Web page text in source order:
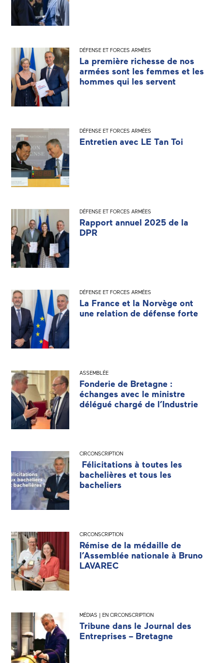
DÉFENSE ET FORCES ARMÉES
La première richesse de nos
armées sont les femmes et les
hommes qui les servent
DÉFENSE ET FORCES ARMÉES
Entretien avec LE Tan Toi
DÉFENSE ET FORCES ARMÉES
Rapport annuel 2025 de la
DPR
DÉFENSE ET FORCES ARMÉES
La France et la Norvège ont
une relation de défense forte
ASSEMBLÉE
Fonderie de Bretagne :
échanges avec le ministre
délégué chargé de l’Industrie
CIRCONSCRIPTION
Félicitations à toutes les
bachelières et tous les
bacheliers
CIRCONSCRIPTION
Rémise de la médaille de
l’Assemblée nationale à Bruno
LAVAREC
MÉDIAS | EN CIRCONSCRIPTION
Tribune dans le Journal des
Entreprises – Bretagne